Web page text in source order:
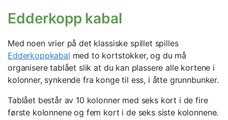
Edderkopp kabal
Med noen vrier på det klassiske spillet spilles
Edderkoppkabal med to kortstokker, og du må
organisere tablået slik at du kan plassere alle kortene i
kolonner, synkende fra konge til ess, i åtte grunnbunker.
Tablået består av 10 kolonner med seks kort i de fire
første kolonnene og fem kort i de seks siste kolonnene.